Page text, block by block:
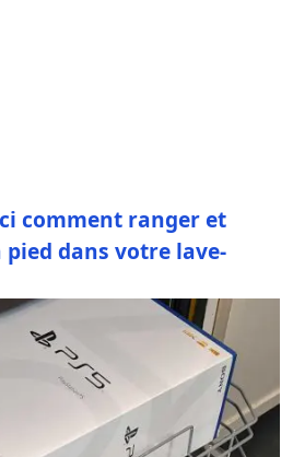
comment ranger et
dans votre lave-